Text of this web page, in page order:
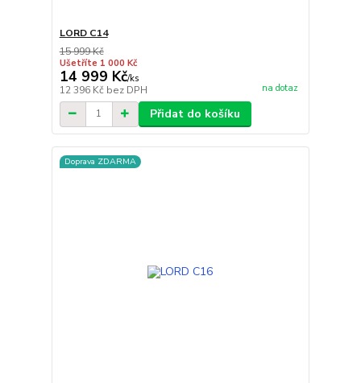
LORD C14
15 999 Kč
Ušetříte 1 000 Kč
14 999 Kč/ks
12 396 Kč bez DPH na dotaz
Přidat do košíku
Doprava ZDARMA